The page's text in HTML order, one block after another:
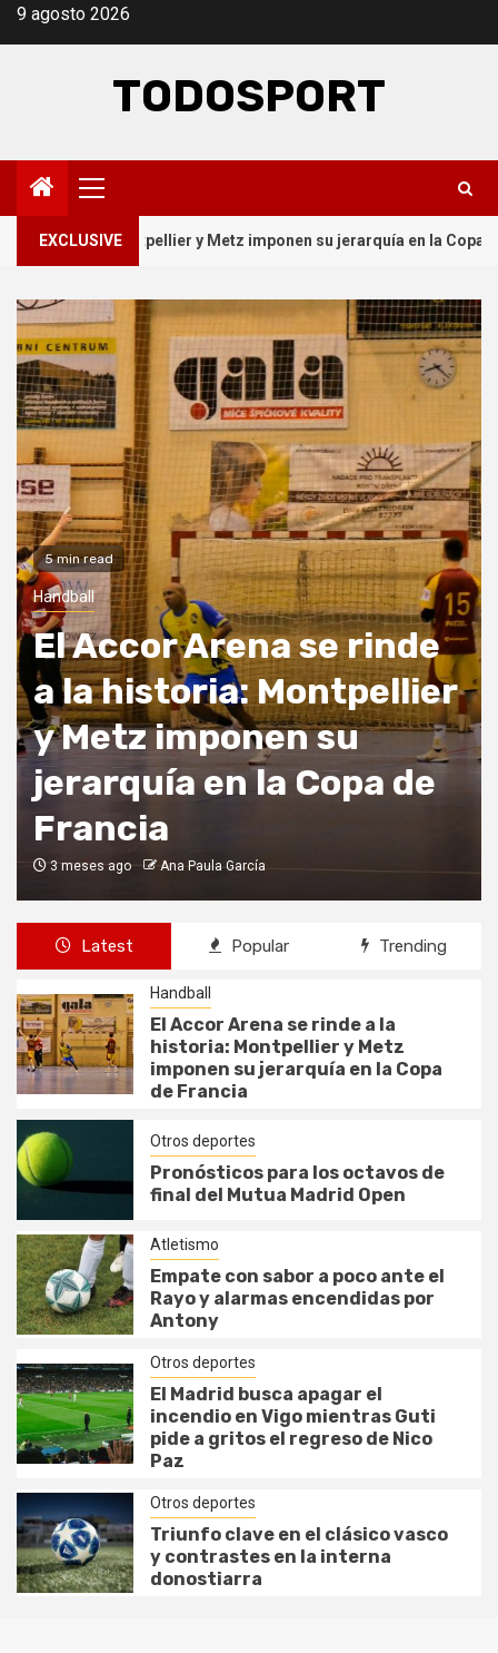
Skip9 agosto 2026
TODOSPORT
Primary
Menu
EXCLUSIVE
y Metz imponen su jerarquía en la Copa de Francia
3 min read
Otros deportes
Pronósticos para los
octavos de final del
Mutua Madrid Open
3 meses ago Gabriela Mejía
Latest Popular Trending
Handball
El Accor Arena se rinde a la
historia: Montpellier y Metz
imponen su jerarquía en la Copa
de Francia
Otros deportes
Pronósticos para los octavos de
final del Mutua Madrid Open
Atletismo
Empate con sabor a poco ante el
Rayo y alarmas encendidas por
Antony
Otros deportes
El Madrid busca apagar el
incendio en Vigo mientras Guti
pide a gritos el regreso de Nico
Paz
Otros deportes
Triunfo clave en el clásico vasco
y contrastes en la interna
donostiarra